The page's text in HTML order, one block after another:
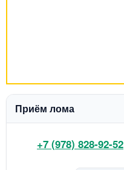
Приём лома
+7 (978) 828-92-52